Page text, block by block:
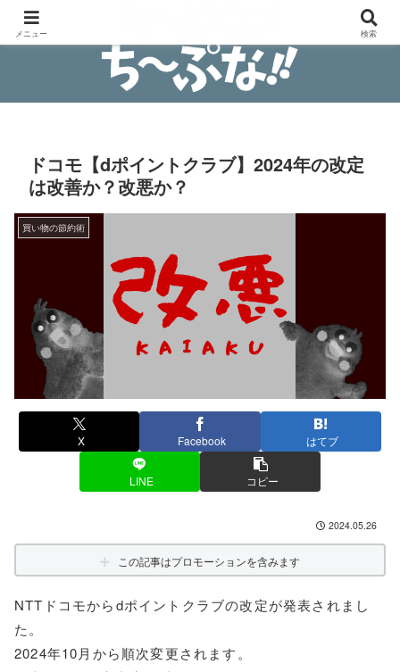
ドコモ【dポイントクラブ】2024年の改定
は改善か？改悪か？
買い物の節約術
X Facebook はてブ
LINE コピー
2024.05.26
この記事はプロモーションを含みます
NTTドコモからdポイントクラブの改定が発表されまし
た。
2024年10月から順次変更されます。
メニュー 検索